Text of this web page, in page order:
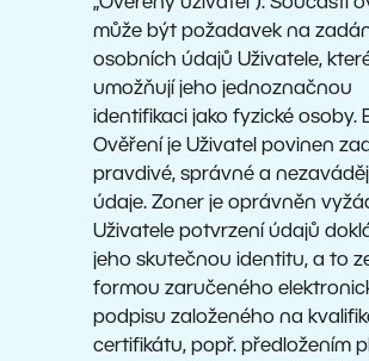
„Ověřený uživatel“). Součástí
může být požadavek na
osobních údajů Uživatele,
umožňují jeho jednoznačnou
identifikaci jako fyzické osoby.
Ověření je Uživatel povinen
pravdivé, správné a
údaje. Zoner je oprávněn
Uživatele potvrzení údajů
jeho skutečnou identitu, a to
formou zaručeného
podpisu založeného na
certifikátu, popř. předložením